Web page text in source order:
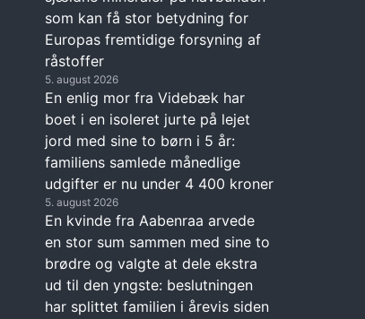
som kan få stor betydning for
Europas fremtidige forsyning af
råstoffer
5. august 2026
En enlig mor fra Videbæk har
boet i en isoleret jurte på lejet
jord med sine to børn i 5 år:
familiens samlede månedlige
udgifter er nu under 4 400 kroner
5. august 2026
En kvinde fra Aabenraa arvede
en stor sum sammen med sine to
brødre og valgte at dele ekstra
ud til den yngste: beslutningen
har splittet familien i årevis siden